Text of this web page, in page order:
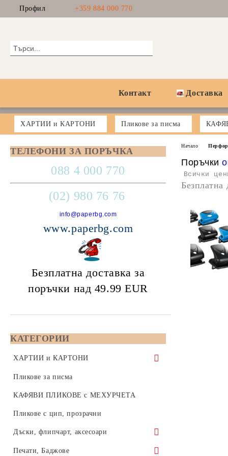
Профил +359 884 000 770
Контакт Доставка
ХАРТИИ и КАРТОНИ Пликове за писма
ТЕЛЕФОНИ ЗА ПОРЪЧКА
088 4 000 770
(02) 980 76 76
info@paperbg.com
www.paperbg.com
Безплатна доставка за
поръчки над 49.99EUR
КАТЕГОРИИ
ХАРТИИ и КАРТОНИ
Копирна хартия 80 gsm - формат А5,
210x297 мм
Бяла копирна хартия, формат А3,
цветен печат - А4, А3, SRA3, А3+
формат А4 - 210x297
формат А3 - 420x297
Цветна хартия 80 / 160 / 270 gsm
Цветна копирна хартия 80 грама,
Инженерна хартия за плотери на
Пликове за писма
КАФЯВИ ПЛИКОВЕ с МЕХУРЧЕТА
Пликове с цип, прозрачни
Дъски, флипчарт, аксесоари
Коркови дъски
Печати, Баджове
Начало
Поръчки
Всички
Безплатна